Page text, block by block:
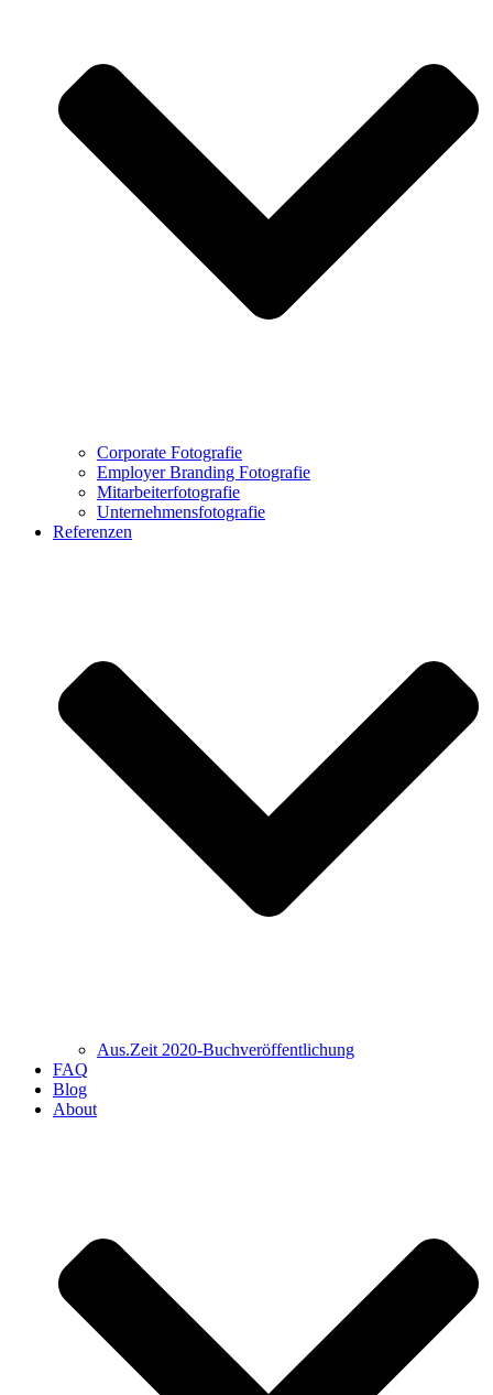
Corporate Fotografie
Employer Branding Fotografie
Mitarbeiterfotografie
Unternehmensfotografie
Referenzen
Aus.Zeit 2020-Buch­veröffentlichung
FAQ
Blog
About